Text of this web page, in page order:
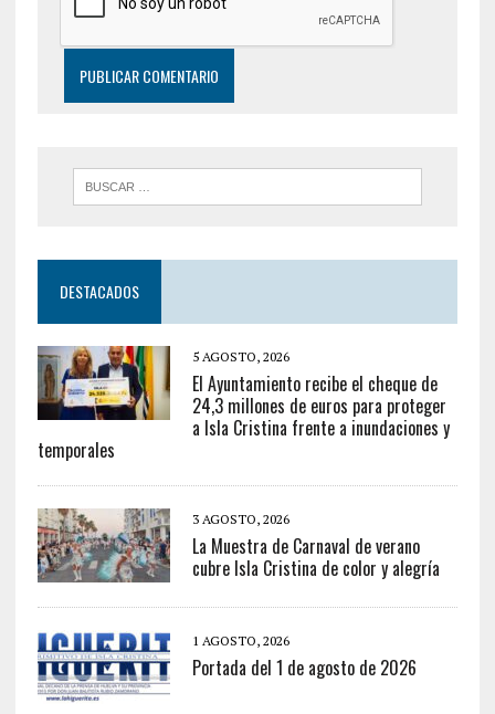
DESTACADOS
5 AGOSTO, 2026
El Ayuntamiento recibe el cheque de
24,3 millones de euros para proteger
a Isla Cristina frente a inundaciones y
temporales
3 AGOSTO, 2026
La Muestra de Carnaval de verano
cubre Isla Cristina de color y alegría
1 AGOSTO, 2026
Portada del 1 de agosto de 2026